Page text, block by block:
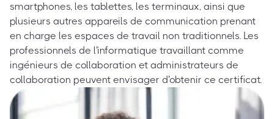
smartphones, les tablettes, les terminaux, ainsi que
plusieurs autres appareils de communication prenant
en charge les espaces de travail non traditionnels. Les
professionnels de l'informatique travaillant comme
ingénieurs de collaboration et administrateurs de
collaboration peuvent envisager d'obtenir ce certificat.